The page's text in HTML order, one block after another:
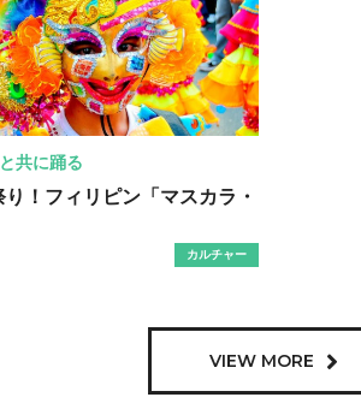
共に踊る
！フィリピン「マスカラ・
カルチャー
VIEW MORE